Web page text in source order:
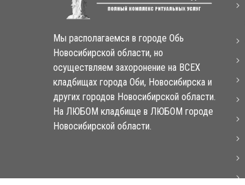
Мы располагаемся в городе Обь
Новосибирской области, но
осуществляем захоронение на ВСЕХ
кладбищах города Оби, Новосибирска и
других городов Новосибирской области.
На ЛЮБОМ кладбище в ЛЮБОМ городе
Новосибирской области.